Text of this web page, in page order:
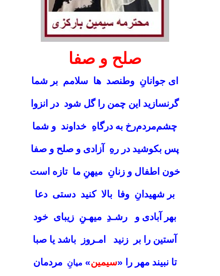
صلح و صفا
ای جوانانِ وطنصد ها سلامم بر شما
گرنسازید این چمن را گل شود در انزوا
چشم‌مردم‌رخ به‌ درگاهِ خداوند و شما
پس بکوشید در رهِ آزادی و صلح و صفا
خون اطفال و زنانِ میهنِ ما تازه است
بر شهیدانِ وفا بالا کنید دستی دعا
بهر آبادی و رشـدِ میهـنِ زیبای خود
آستین را بر زنید امـروز باشد یا صبا
تا نبیند مهر را «سیمین» میانِ مردمان